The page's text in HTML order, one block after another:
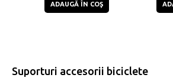
ADAUGĂ ÎN COŞ
Suporturi accesorii biciclete